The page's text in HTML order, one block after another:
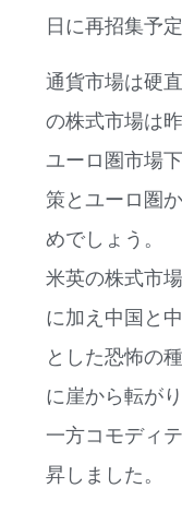
日に再招集予定
通貨市場は硬
の株式市場は
ユーロ圏市場
策とユーロ圏
めでしょう。
米英の株式市
に加え中国と
とした恐怖の
に崖から転が
一方コモディ
昇しました。